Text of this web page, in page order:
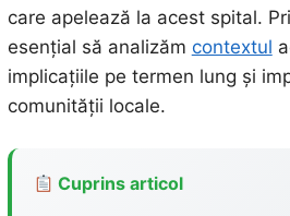
care apelează la acest spital.
esențial să analizăm contextul
implicațiile pe termen lung și
comunității locale.
Cuprins articol